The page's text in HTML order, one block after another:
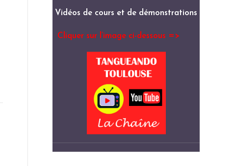
Vidéos de cours et de démonstrations
Cliquer sur l’image ci-dessous =>